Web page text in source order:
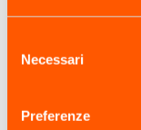
delNecessari
Preferenze